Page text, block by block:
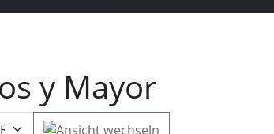
y Mayor